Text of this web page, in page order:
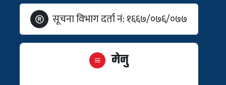
सूचना विभाग दर्ता नं: १६६७/०७६/०७७
मेनु